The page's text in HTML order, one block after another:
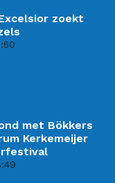
zoekt
met Bökkers
Kerkemeijer